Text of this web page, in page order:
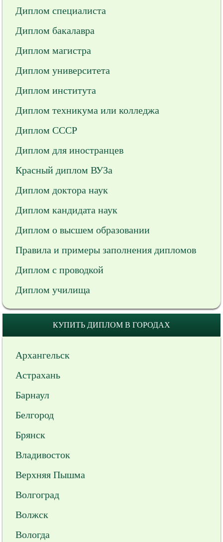
Диплом специалиста
Диплом бакалавра
Диплом магистра
Диплом университета
Диплом института
Диплом техникума или колледжа
Диплом СССР
Диплом для иностранцев
Красный диплом ВУЗа
Диплом доктора наук
Диплом кандидата наук
Диплом о высшем образовании
Правила и примеры заполнения дипломов
Диплом с проводкой
Диплом училища
КУПИТЬ ДИПЛОМ В ГОРОДАХ
Архангельск
Астрахань
Барнаул
Белгород
Брянск
Владивосток
Верхняя Пышма
Волгоград
Волжск
Вологда